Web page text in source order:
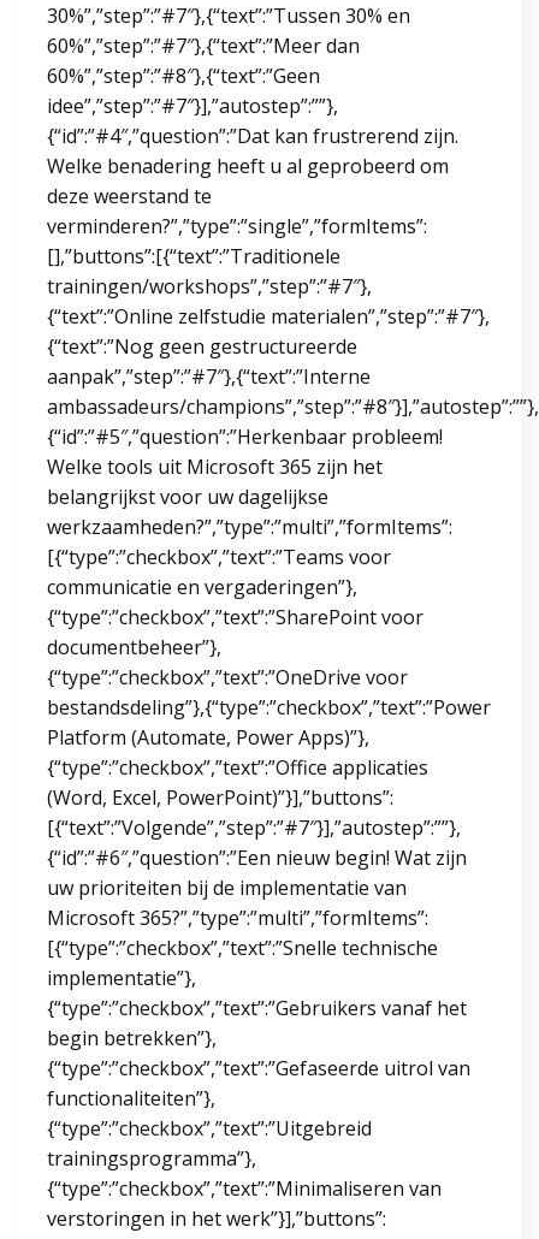
30%”,”step”:”#7″},{“text”:”Tussen 30% en
60%”,”step”:”#7″},{“text”:”Meer dan
60%”,”step”:”#8″},{“text”:”Geen
idee”,”step”:”#7″}],”autostep”:””},
{“id”:”#4″,”question”:”Dat kan frustrerend zijn.
Welke benadering heeft u al geprobeerd om
deze weerstand te
verminderen?”,”type”:”single”,”formItems”:
[],”buttons”:[{“text”:”Traditionele
trainingen/workshops”,”step”:”#7″},
{“text”:”Online zelfstudie materialen”,”step”:”#7″},
{“text”:”Nog geen gestructureerde
aanpak”,”step”:”#7″},{“text”:”Interne
ambassadeurs/champions”,”step”:”#8″}],”autostep”:””},
{“id”:”#5″,”question”:”Herkenbaar probleem!
Welke tools uit Microsoft 365 zijn het
belangrijkst voor uw dagelijkse
werkzaamheden?”,”type”:”multi”,”formItems”:
[{“type”:”checkbox”,”text”:”Teams voor
communicatie en vergaderingen”},
{“type”:”checkbox”,”text”:”SharePoint voor
documentbeheer”},
{“type”:”checkbox”,”text”:”OneDrive voor
bestandsdeling”},{“type”:”checkbox”,”text”:”Power
Platform (Automate, Power Apps)”},
{“type”:”checkbox”,”text”:”Office applicaties
(Word, Excel, PowerPoint)”}],”buttons”:
[{“text”:”Volgende”,”step”:”#7″}],”autostep”:””},
{“id”:”#6″,”question”:”Een nieuw begin! Wat zijn
uw prioriteiten bij de implementatie van
Microsoft 365?”,”type”:”multi”,”formItems”:
[{“type”:”checkbox”,”text”:”Snelle technische
implementatie”},
{“type”:”checkbox”,”text”:”Gebruikers vanaf het
begin betrekken”},
{“type”:”checkbox”,”text”:”Gefaseerde uitrol van
functionaliteiten”},
{“type”:”checkbox”,”text”:”Uitgebreid
trainingsprogramma”},
{“type”:”checkbox”,”text”:”Minimaliseren van
verstoringen in het werk”}],”buttons”: